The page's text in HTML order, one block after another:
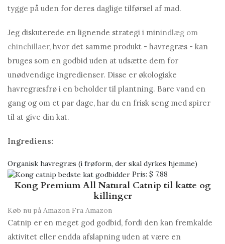
tygge på uden for deres daglige tilførsel af mad.
Jeg diskuterede en lignende strategi i minindlæg om
chinchillaer, hvor det samme produkt - havregræs - kan
bruges som en godbid uden at udsætte dem for
unødvendige ingredienser. Disse er økologiske
havregræsfrø i en beholder til plantning. Bare vand en
gang og om et par dage, har du en frisk seng med spirer
til at give din kat.
Ingrediens:
Organisk havregræs (i frøform, der skal dyrkes hjemme)
Pris: $ 7,88
Kong Premium All Natural Catnip til katte og
killinger
Køb nu på Amazon Fra Amazon
Catnip er en meget god godbid, fordi den kan fremkalde
aktivitet eller endda afslapning uden at være en